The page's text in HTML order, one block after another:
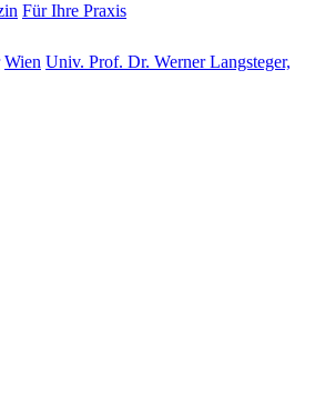
Für Ihre Praxis
Wien Univ. Prof. Dr. Werner Langsteger,